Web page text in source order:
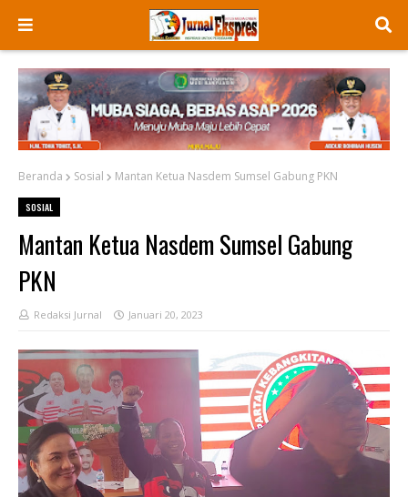
Beranda Sosial Mantan Ketua Nasdem Sumsel Gabung PKN
SOSIAL
Mantan Ketua Nasdem Sumsel Gabung
PKN
Redaksi Jurnal Januari 20, 2023